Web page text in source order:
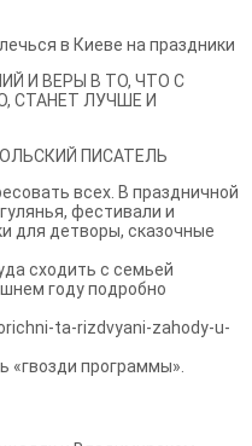
И ВЕРЫ В ТО, ЧТО С
СТАНЕТ ЛУЧШЕ И
ПИСАТЕЛЬ
всех. В праздничной
фестивали и
для детворы, сказочные
сходить с семьей
году подробно
ta-rizdvyani-zahody-u-
программы».